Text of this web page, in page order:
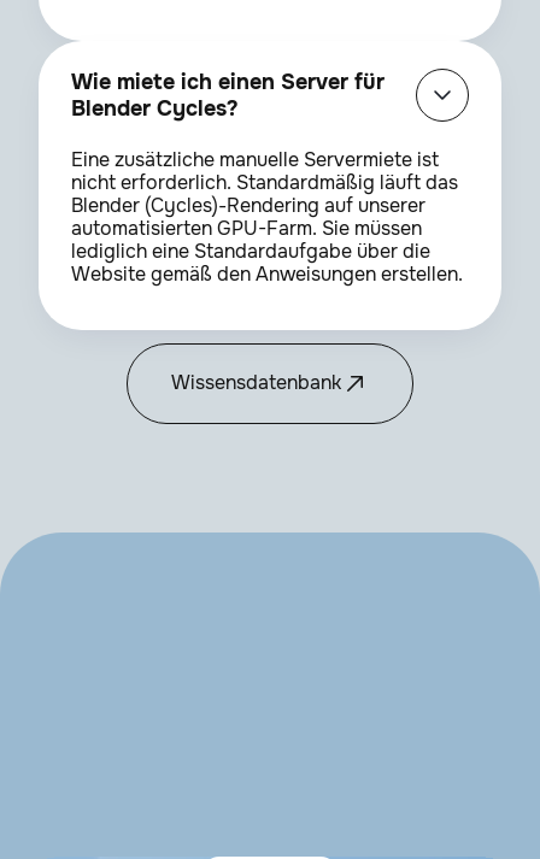
Wie miete ich einen Server für
Blender Cycles?
Eine zusätzliche manuelle Servermiete ist
nicht erforderlich. Standardmäßig läuft das
Blender (Cycles)-Rendering auf unserer
automatisierten GPU-Farm. Sie müssen
lediglich eine Standardaufgabe über die
Website gemäß den Anweisungen erstellen.
Wissensdatenbank